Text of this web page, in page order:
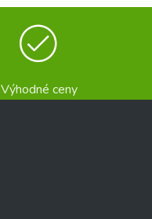
Výhodné ceny